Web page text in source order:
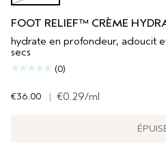
FOOT RELIEF™ CRÈME
hydrate en profondeur, adoucit
secs
(0)
€36.00 | €0.29/ml